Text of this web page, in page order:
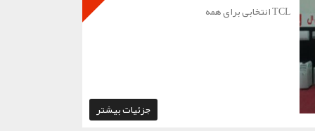
TCL انتخابی برای همه
جزئیات بیشتر